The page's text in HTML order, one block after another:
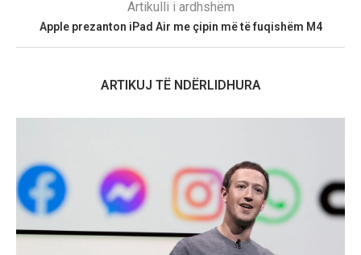
Artikulli i ardhshëm
Apple prezanton iPad Air me çipin më të fuqishëm M4
ARTIKUJ TË NDËRLIDHURA